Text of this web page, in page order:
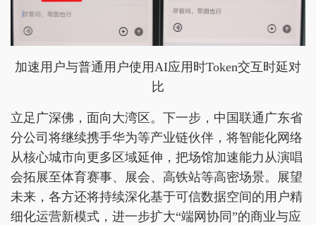
加速用户与普通用户使用AI应用时Token交互时延对
比
立足广深佛，面向大湾区。下一步，中国联通广东省
分公司将继续携手华为等产业链伙伴，将智能化网络
从核心城市向更多区域延伸，把场馆加速能力从演唱
会拓展至体育赛事、展会、高铁站等高密场景。展望
未来，各方还将持续深化基于可信数据空间的用户精
细化运营新模式，进一步扩大“端网协同”的商业与应